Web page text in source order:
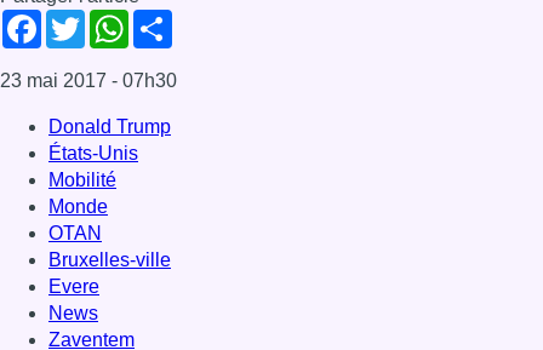
Zaventem
Offres d’emploi